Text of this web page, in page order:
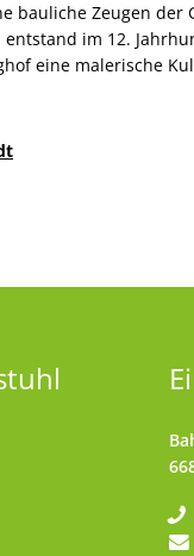
bauliche Zeugen der
entstand im 12.
eine malerische